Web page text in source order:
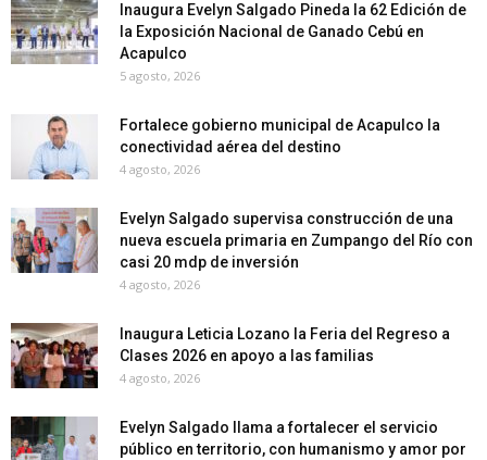
Inaugura Evelyn Salgado Pineda la 62 Edición de
la Exposición Nacional de Ganado Cebú en
Acapulco
5 agosto, 2026
Fortalece gobierno municipal de Acapulco la
conectividad aérea del destino
4 agosto, 2026
Evelyn Salgado supervisa construcción de una
nueva escuela primaria en Zumpango del Río con
casi 20 mdp de inversión
4 agosto, 2026
Inaugura Leticia Lozano la Feria del Regreso a
Clases 2026 en apoyo a las familias
4 agosto, 2026
Evelyn Salgado llama a fortalecer el servicio
público en territorio, con humanismo y amor por